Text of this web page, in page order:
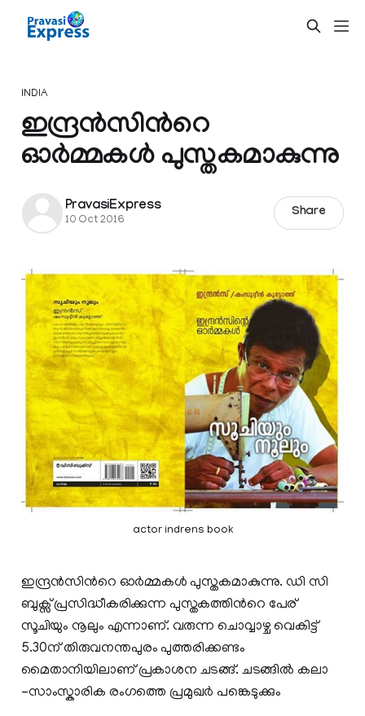
INDIA
ഇന്ദ്രന്‍സിന്‍റെ
ഓര്‍മ്മകള്‍ പുസ്തകമാകുന്നു
PravasiExpress
10 Oct 2016
Share
actor indrens book
ഇന്ദ്രന്‍സിന്‍റെ ഓര്‍മ്മകള്‍ പുസ്തകമാകുന്നു. ഡി സി
ബുക്സ് പ്രസിദ്ധീകരിക്കുന്ന പുസ്തകത്തിന്‍റെ പേര്
സൂചിയും നൂലും എന്നാണ്. വരുന്ന ചൊവ്വാഴ്ച വെകിട്ട്
5.30ന് തിരുവനന്തപുരം പുത്തരിക്കണ്ടം
മൈതാനിയിലാണ് പ്രകാശന ചടങ്ങ്. ചടങ്ങില്‍ കലാ
-സാംസ്കാരിക രംഗത്തെ പ്രമുഖർ പങ്കെടുക്കും